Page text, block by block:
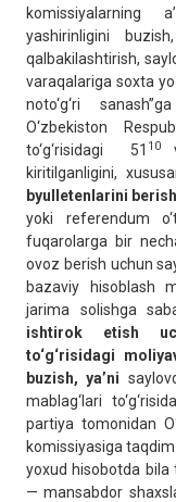
komissiyalarning
yashirinligini
qalbakilashtirish,
varaqalariga soxta
noto‘g‘ri
O‘zbekiston
to‘g‘risidagi 51 10
kiritilganligini,
byulletenlarini
yoki referendum
fuqarolarga bir
ovoz berish uchun
bazaviy hisoblash
jarima solishga
ishtirok etish
to‘g‘risidagi
buzish, ya’ni
mablag‘lari
partiya tomonidan
komissiyasiga
yoxud hisobotda bila
— mansabdor